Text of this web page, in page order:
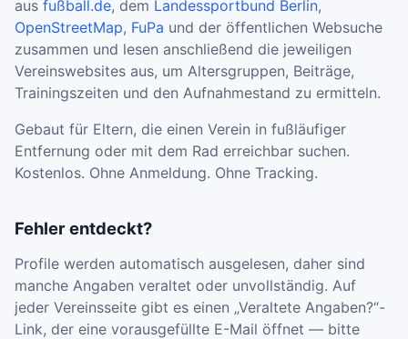
aus fußball.de, dem Landessportbund Berlin,
OpenStreetMap, FuPa und der öffentlichen Websuche
zusammen und lesen anschließend die jeweiligen
Vereinswebsites aus, um Altersgruppen, Beiträge,
Trainingszeiten und den Aufnahmestand zu ermitteln.
Gebaut für Eltern, die einen Verein in fußläufiger
Entfernung oder mit dem Rad erreichbar suchen.
Kostenlos. Ohne Anmeldung. Ohne Tracking.
Fehler entdeckt?
Profile werden automatisch ausgelesen, daher sind
manche Angaben veraltet oder unvollständig. Auf
jeder Vereinsseite gibt es einen „Veraltete Angaben?“-
Link, der eine vorausgefüllte E-Mail öffnet — bitte